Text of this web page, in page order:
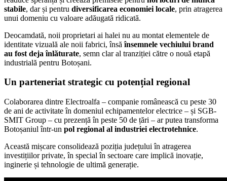
stabile, dar și pentru diversificarea economiei locale, prin atragerea
unui domeniu cu valoare adăugată ridicată.
Deocamdată, noii proprietari ai halei nu au montat elementele de
identitate vizuală ale noii fabrici, însăînsemnele vechiului brand
au fost deja înlăturate, semn clar al tranziției către o nouă etapă
industrială pentru Botoșani.
Un parteneriat strategic cu potențial regional
Colaborarea dintre Electroalfa – companie românească cu peste 30
de ani de activitate în domeniul echipamentelor electrice – și SGB-
SMIT Group – cu prezență în peste 50 de țări – ar putea transforma
Botoșaniul într-un pol regional al industriei electrotehnice.
Această mișcare consolidează poziția județului în atragerea
investițiilor private, în special în sectoare care implică inovație,
inginerie și tehnologie de ultimă generație.